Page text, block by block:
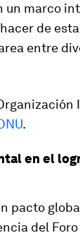
un marco
de
entre
.
en el
pacto
del